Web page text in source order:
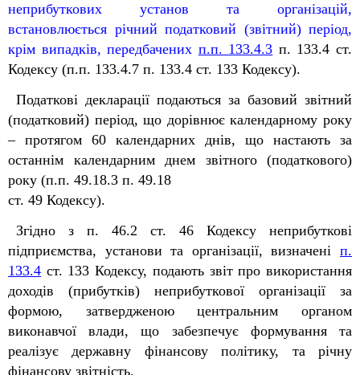
неприбуткових установ та організацій,
встановлюється річний податковий (звітний) період,
крім випадків, передбачених п.п. 133.4.3 п. 133.4 ст.
Кодексу (п.п. 133.4.7 п. 133.4 ст. 133 Кодексу).
Податкові декларації подаються за базовий звітний
(податковий) період, що дорівнює календарному року
– протягом 60 календарних днів, що настають за
останнім календарним днем звітного (податкового)
року (п.п. 49.18.3 п. 49.18
ст. 49 Кодексу).
Згідно з п. 46.2 ст. 46 Кодексу неприбуткові
підприємства, установи та організації, визначені п.
133.4 ст. 133 Кодексу, подають звіт про використання
доходів (прибутків) неприбуткової організації за
формою, затвердженою центральним органом
виконавчої влади, що забезпечує формування та
реалізує державну фінансову політику, та річну
фінансову звітність.